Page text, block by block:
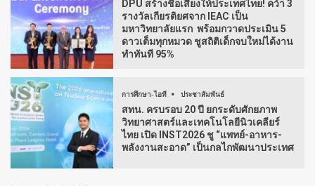
DPU สร้างชื่อเสียงให้ประเทศไทย! คว้า 3
รางวัลเกียรติยศจาก IEAC เป็น
มหาวิทยาลัยแรก พร้อมกวาดประเมิน 5
ดาวเต็มทุกหมวด ชูสถิติเด็กจบใหม่ได้งาน
ทำทันที 95%
การศึกษา-ไอที ประชาสัมพันธ์
สทน. ครบรอบ 20 ปี ยกระดับศักยภาพ
วิทยาศาสตร์และเทคโนโลยีนิวเคลียร์
ไทย เปิด INST2026 ชู “แพทย์-อาหาร-
พลังงานสะอาด” เป็นกลไกพัฒนาประเทศ